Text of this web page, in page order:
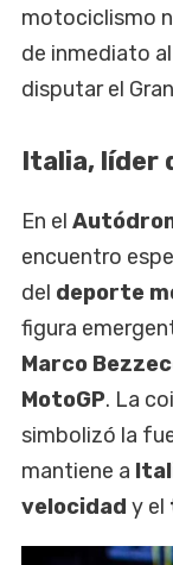
motociclismo
de inmediato
disputar el
Italia, líder
En el
encuentro
del deporte
figura
Marco
MotoGP. La
simbolizó la
mantiene a
velocidad y el